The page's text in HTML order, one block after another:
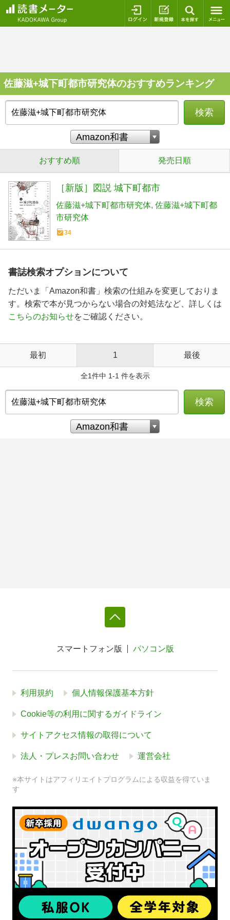
ログイン 新規登録
佐藤滋+城下町都市研究体のおすすめランキング
検索
おすすめ順 発売日順
［新版］図説 城下町都市
佐藤滋+城下町都市研究体 佐藤滋+城下町都
市研究体
34
書誌検索オプションについて
ただいま「Amazon和書」検索の仕組みを変更しておりま
す。検索で本が見つからない場合の対処法など、詳しくは
こちらのお知らせをご確認ください。
最初 1 最後
全1件中 1-1 件を表示
検索
スマートフォン版 パソコン版
利用規約 個人情報保護基本方針
Cookie等の利用に関するガイドライン
サイトアクセス情報の取得について
法人・プレスお問い合わせ 運営会社
※本サイトはアフィリエイトプログラムによる収益を得ていま
す